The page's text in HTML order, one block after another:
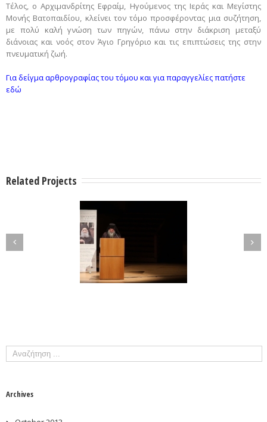
Τέλος, ο Αρχιμανδρίτης Εφραίμ, Ηγούμενος της Ιεράς και Μεγίστης
Μονής Βατοπαιδίου, κλείνει τον τόμο προσφέροντας μια συζήτηση,
με πολύ καλή γνώση των πηγών, πάνω στην διάκριση μεταξύ
διάνοιας και νοός στον Άγιο Γρηγόριο και τις επιπτώσεις της στην
πνευματική ζωή.
Για δείγμα αρθρογραφίας του τόμου και για παραγγελίες πατήστε
εδώ
Related Projects
Archives